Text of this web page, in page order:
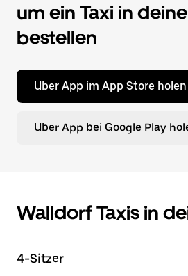
um ein Taxi in
bestellen
Uber App im App Store holen
Uber App bei Google Play
Walldorf Taxis in
4-Sitzer